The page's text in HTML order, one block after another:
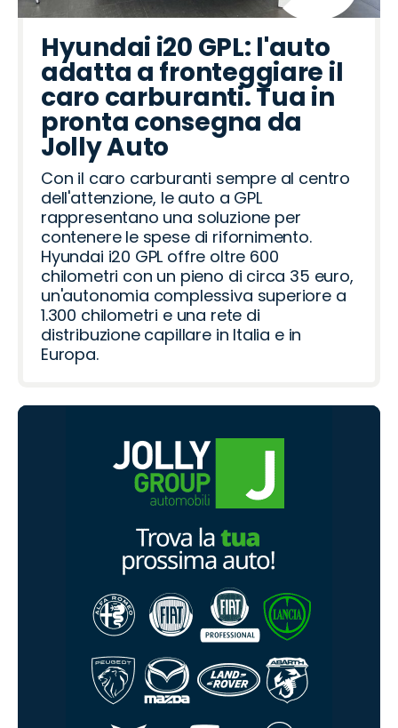
Hyundai i20 GPL: l'auto
adatta a fronteggiare il
caro carburanti. Tua in
pronta consegna da
Jolly Auto
Con il caro carburanti sempre al centro
dell'attenzione, le auto a GPL
rappresentano una soluzione per
contenere le spese di rifornimento.
Hyundai i20 GPL offre oltre 600
chilometri con un pieno di circa 35 euro,
un'autonomia complessiva superiore a
1.300 chilometri e una rete di
distribuzione capillare in Italia e in
Europa.